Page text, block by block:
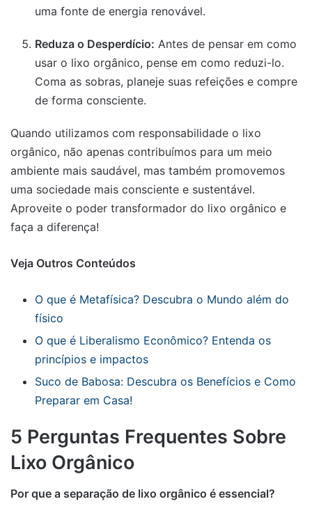
uma fonte de energia renovável.
Reduza o Desperdício: Antes de pensar em como
usar o lixo orgânico, pense em como reduzi-lo.
Coma as sobras, planeje suas refeições e compre
de forma consciente.
Quando utilizamos com responsabilidade o lixo
orgânico, não apenas contribuímos para um meio
ambiente mais saudável, mas também promovemos
uma sociedade mais consciente e sustentável.
Aproveite o poder transformador do lixo orgânico e
faça a diferença!
Veja Outros Conteúdos
O que é Metafísica? Descubra o Mundo além do
físico
O que é Liberalismo Econômico? Entenda os
princípios e impactos
Suco de Babosa: Descubra os Benefícios e Como
Preparar em Casa!
5 Perguntas Frequentes Sobre
Lixo Orgânico
Por que a separação de lixo orgânico é essencial?